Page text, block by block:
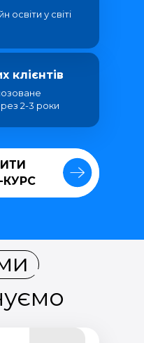
освіти у світі
клієнтів
2-3 роки
КУРС
КУРС